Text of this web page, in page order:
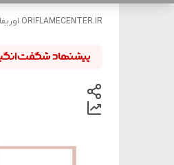
ORIFLAMECENTER.IR اوریفلم سنتر